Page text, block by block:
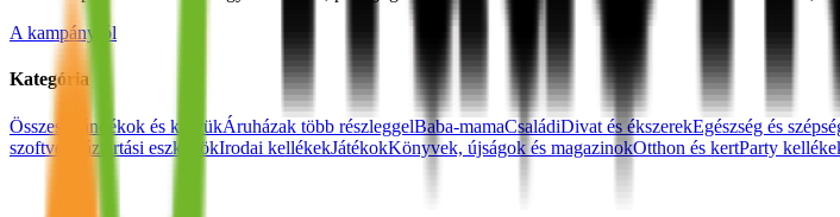
A kampányról
Kategória
Összes Ajándékok és kütyükÁruházak több részleggelBaba-mamaCsaládiDivat és ékszerekEgészség és
szoftver
Háztartási eszközökIrodai kellékekJátékokKönyvek, újságok és magazinokOtthon és kertParty